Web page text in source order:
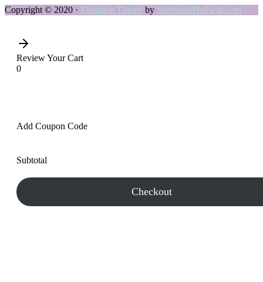
Copyright © 2020 · Elegance Theme by StephanieHellwig.com
Review Your Cart
0
Add Coupon Code
Subtotal
Checkout